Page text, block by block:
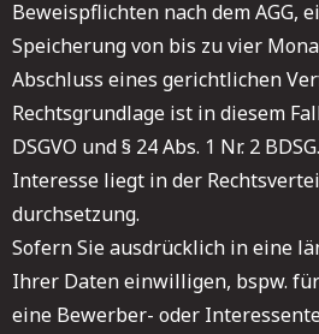
Beweispflichten nach dem AGG,
Speicherung von bis zu vier
Abschluss eines gerichtlichen
Rechtsgrundlage ist in diesem
DSGVO und § 24 Abs. 1 Nr. 2
Interesse liegt in der
durchsetzung.
Sofern Sie ausdrücklich in eine
Ihrer Daten einwilligen, bspw.
eine Bewerber- oder